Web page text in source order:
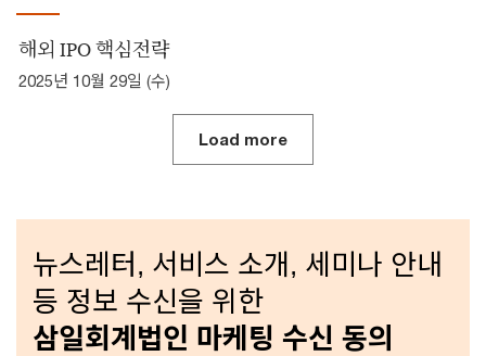
해외 IPO 핵심전략
2025년 10월 29일 (수)
Load more
뉴스레터, 서비스 소개, 세미나 안내
등 정보 수신을 위한
삼일회계법인 마케팅 수신 동의